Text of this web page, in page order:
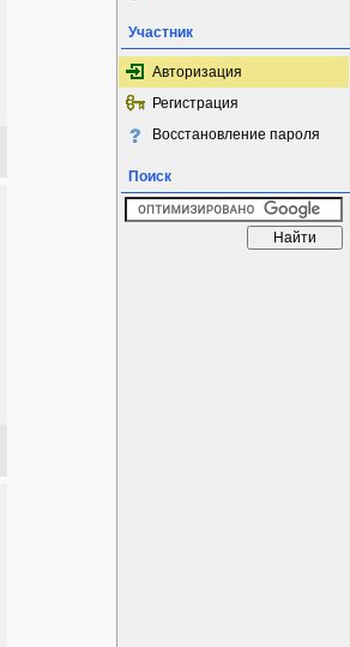
Участник
Авторизация
Регистрация
Восстановление пароля
Поиск